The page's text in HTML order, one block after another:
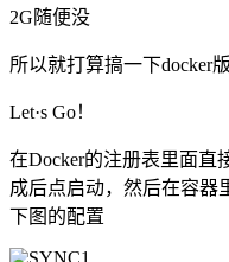
2G随便没
所以就打算搞一下docker
Let·s Go！
在Docker的注册表里面直
成后点启动，然后在容器
下图的配置